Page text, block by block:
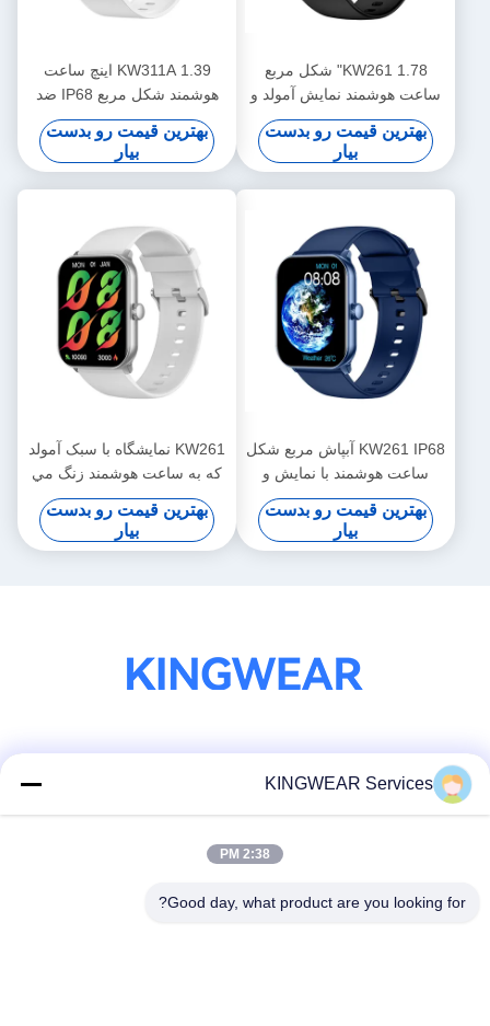
KW261 1.78" شکل مربع
ساعت هوشمند نمایش آمولد و
بلوتوث تماس ساعت هوشمند
بهترین قیمت رو بدست
بیار
KW311A 1.39 اینچ ساعت
هوشمند شکل مربع IP68 ضد
آب ساعت هوشمند بلوتوث
تماس
بهترین قیمت رو بدست
بیار
KW261 IP68 آبپاش مربع شکل
ساعت هوشمند با نمایش و
تماس
بهترین قیمت رو بدست
بیار
KW261 نمايشگاه با سبک آمولد
که به ساعت هوشمند زنگ مي
زند ساعت هوشمند 1.78 اينچ
آمولد
بهترین قیمت رو بدست
بیار
تماس سریع
تلفن
KINGWEAR Services
2:38 PM
Good day, what product are you looking for?